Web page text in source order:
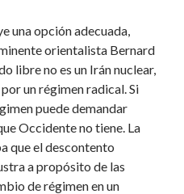
una opción adecuada,
orientalista Bernard
libre no es un Irán nuclear,
un régimen radical. Si
puede demandar
Occidente no tiene. La
que el descontento
a propósito de las
de régimen en un